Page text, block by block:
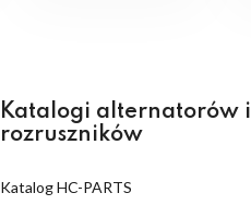
Katalogi alternatorów i
rozruszników
Katalog HC-PARTS